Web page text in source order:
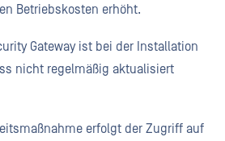
Betriebskosten erhöht.
Gateway ist bei der Installation
nicht regelmäßig aktualisiert
erfolgt der Zugriff auf